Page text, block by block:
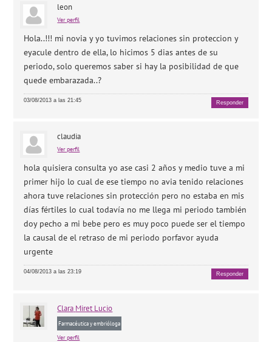
leon
Ver perfil
Hola..!!! mi novia y yo tuvimos relaciones sin proteccion y
eyacule dentro de ella, lo hicimos 5 dias antes de su
periodo, solo queremos saber si hay la posibilidad de que
quede embarazada..?
03/08/2013 a las 21:45 Responder
claudia
Ver perfil
hola quisiera consulta yo ase casi 2 años y medio tuve a mi
primer hijo lo cual de ese tiempo no avia tenido relaciones
ahora tuve relaciones sin protección pero no estaba en mis
días fértiles lo cual todavía no me llega mi periodo también
doy pecho a mi bebe pero es muy poco puede ser el tiempo
la causal de el retraso de mi periodo porfavor ayuda
urgente
04/08/2013 a las 23:19 Responder
Clara Miret Lucio
Farmacéutica y embrióloga
Ver perfil